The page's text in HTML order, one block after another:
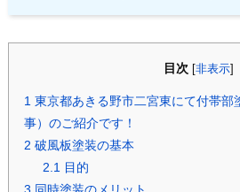
目次 [非表示
1東京都あきる野市二宮東にて付帯部
事）のご紹介です！
2 破風板塗装の基本
2.1目的